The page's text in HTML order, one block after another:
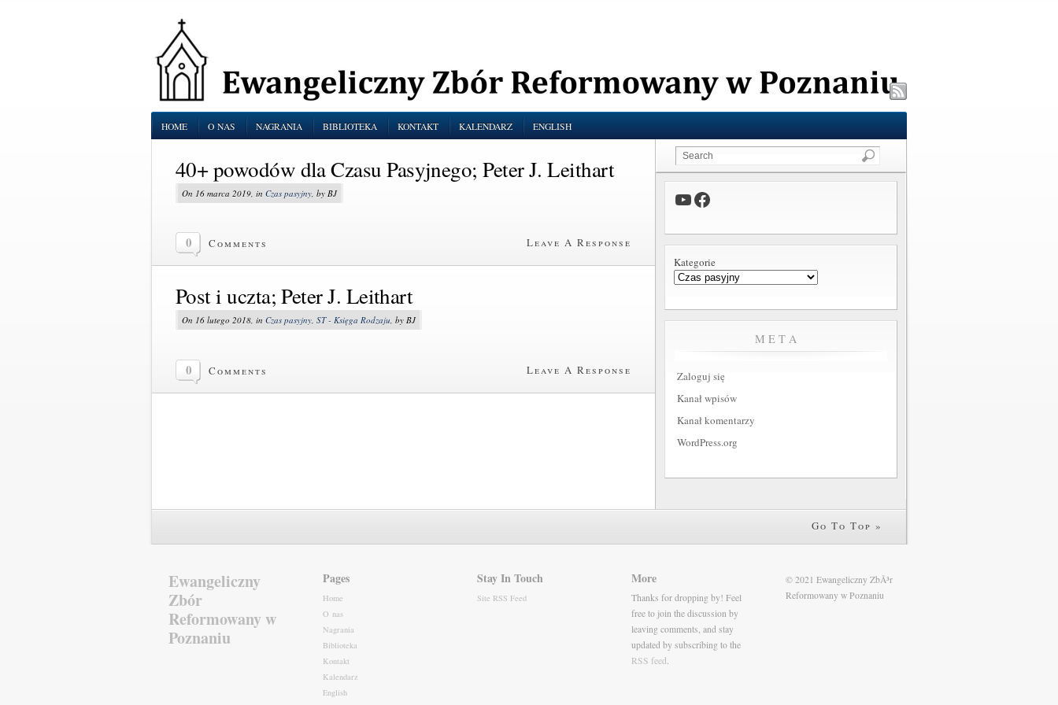
HOME O NAS NAGRANIA BIBLIOTEKA KONTAKT KALENDARZ ENGLISH
40+ powodów dla Czasu Pasyjnego; Peter J. Leithart
On 16 marca 2019, in Czas pasyjny, by BJ
0 Comments Leave A Response
Post i uczta; Peter J. Leithart
On 16 lutego 2018, in Czas pasyjny, ST - Księga Rodzaju, by BJ
0 Comments Leave A Response
Kategorie
META
Zaloguj się
Kanał wpisów
Kanał komentarzy
WordPress.org
Go To Top »
Ewangeliczny
Zbór
Reformowany w
Poznaniu
Pages
Home
O nas
Nagrania
Biblioteka
Kontakt
Kalendarz
English
Stay In Touch
Site RSS Feed
More
Thanks for dropping by! Feel
free to join the discussion by
leaving comments, and stay
updated by subscribing to the
RSS feed.
© 2021 Ewangeliczny ZbÃ³r
Reformowany w Poznaniu